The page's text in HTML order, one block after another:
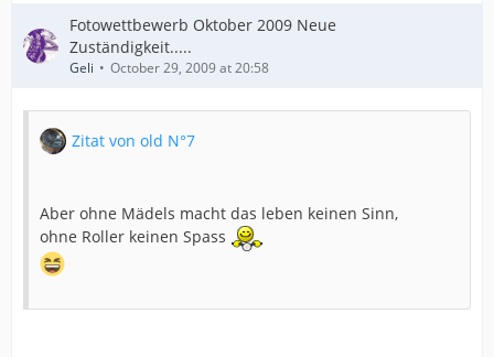
Fotowettbewerb Oktober 2009 Neue
Zuständigkeit.....
Geli October 29, 2009 at 20:58
Zitat von old N°7
Aber ohne Mädels macht das leben keinen Sinn,
ohne Roller keinen Spass